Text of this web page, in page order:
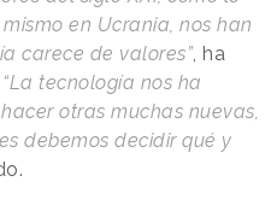
en Ucrania, nos han
carece de valores”, ha
“La tecnología nos ha
otras muchas nuevas,
debemos decidir qué y